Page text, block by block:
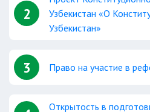
2
Узбекистан «О
Узбекистан»
3 Право на участие в
Открытость в